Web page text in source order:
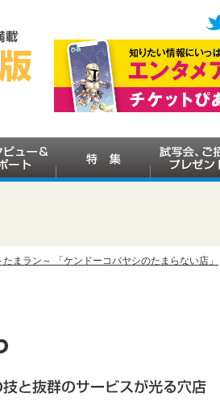
まラン～ 「ケンドーコバヤシのたまらない店」